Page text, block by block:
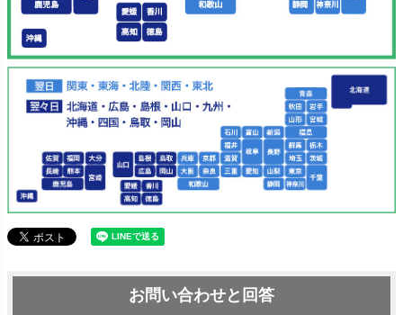
お問い合わせと回答